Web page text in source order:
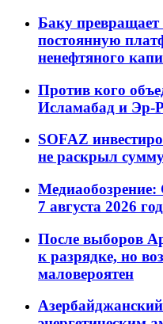
Баку
постоянную
ненефтяного
Против кого
Исламабад и Эр-
SOFAZ
не раскрыл
Медиаобозрение:
7 августа 2026
После выборов
к разрядке, но
маловероятен